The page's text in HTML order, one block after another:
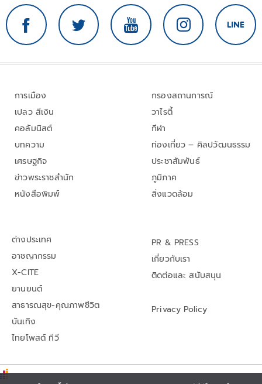
การเมือง
เปลว สีเงิน
คอลัมนิสต์
บทความ
เศรษฐกิจ
ข่าวพระราชสำนัก
หนังสือพิมพ์
กรองสถานการณ์
วาไรตี้
กีฬา
ท่องเที่ยว – ศิลปวัฒนธรรม
ประชาสัมพันธ์
ภูมิภาค
สิ่งแวดล้อม
ต่างประเทศ
อาชญากรรม
X-CITE
ยานยนต์
สาธารณสุข-คุณภาพชีวิต
บันเทิง
ไทยโพสต์ ทีวี
PR & PRESS
เกี่ยวกับเรา
ติดต่อและ สนับสนุน
Privacy Policy